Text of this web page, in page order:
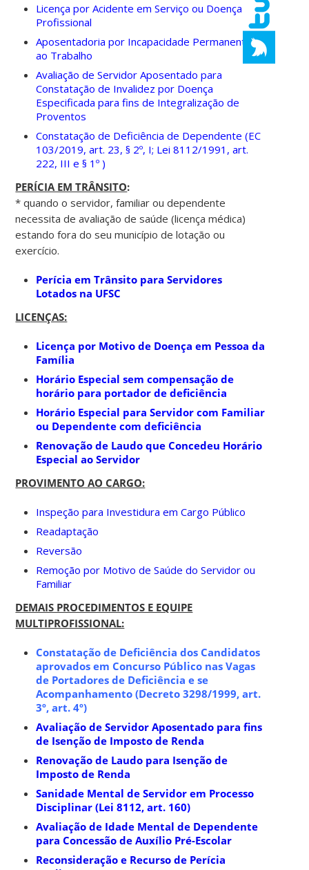
Licença por Acidente em Serviço ou Doença
Profissional
Aposentadoria por Incapacidade Permanente
ao Trabalho
Avaliação de Servidor Aposentado para
Constatação de Invalidez por Doença
Especificada para fins de Integralização de
Proventos
Constatação de Deficiência de Dependente (EC
103/2019, art. 23, § 2º, I; Lei 8112/1991, art.
222, III e § 1º )
PERÍCIA EM TRÂNSITO:
* quando o servidor, familiar ou dependente
necessita de avaliação de saúde (licença médica)
estando fora do seu município de lotação ou
exercício.
Perícia em Trânsito para Servidores
Lotados na UFSC
LICENÇAS:
Licença por Motivo de Doença em Pessoa da
Família
Horário Especial sem compensação de
horário para portador de deficiência
Horário Especial para Servidor com Familiar
ou Dependente com deficiência
Renovação de Laudo que Concedeu Horário
Especial ao Servidor
PROVIMENTO AO CARGO:
Inspeção para Investidura em Cargo Público
Readaptação
Reversão
Remoção por Motivo de Saúde do Servidor ou
Familiar
DEMAIS PROCEDIMENTOS E EQUIPE
MULTIPROFISSIONAL:
Constatação de Deficiência dos Candidatos
aprovados em Concurso Público nas Vagas
de Portadores de Deficiência e se
Acompanhamento (Decreto 3298/1999, art.
3º, art. 4º)
Avaliação de Servidor Aposentado para fins
de Isenção de Imposto de Renda
Renovação de Laudo para Isenção de
Imposto de Renda
Sanidade Mental de Servidor em Processo
Disciplinar (Lei 8112, art. 160)
Avaliação de Idade Mental de Dependente
para Concessão de Auxílio Pré-Escolar
Reconsideração e Recurso de Perícia